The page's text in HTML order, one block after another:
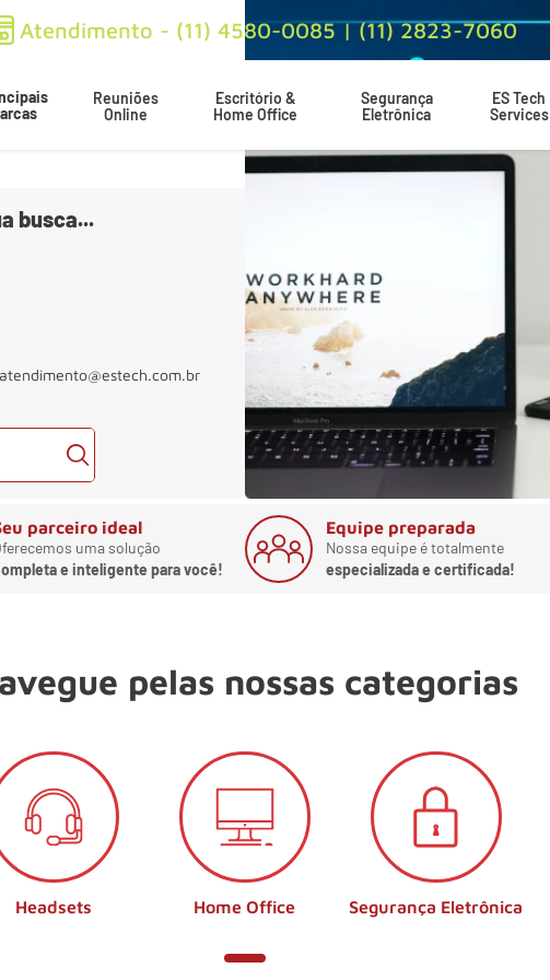
Atendimento - (11) 4580-0085 | (11) 2823-7060
Reuniões
Online
Escritório &
Home Office
Segurança
Eletrônica
ES Tech
Services
busca...
atendimento@estech.com.br
parceiro ideal
uma solução
e inteligente para você!
Equipe preparada
Nossa equipe é totalmente
especializada e certificada!
pelas nossas categorias
Headsets Home Office Segurança Eletrônica